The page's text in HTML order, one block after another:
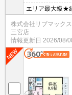
エリア最大級★
がありましたら
能！オンライン
題ありません♪
能になりますの
日当たり良好で
株式会社リブマック
三宮店
情報更新日 2026/08/